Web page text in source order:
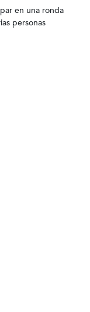
en una ronda
personas